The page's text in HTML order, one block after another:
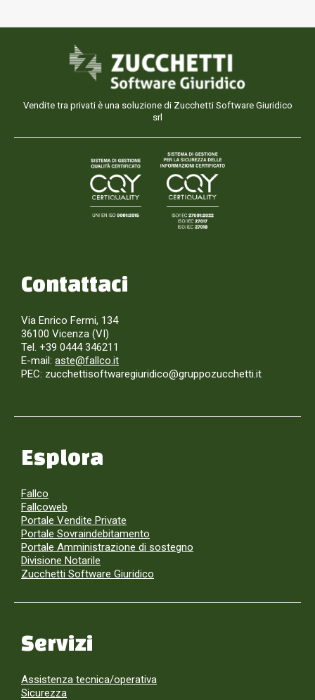
Vendite tra privati è una soluzione di Zucchetti Software Giuridico
srl
Contattaci
Via Enrico Fermi, 134
36100 Vicenza (VI)
Tel. +39 0444 346211
E-mail: aste@fallco.it
PEC: zucchettisoftwaregiuridico@gruppozucchetti.it
Esplora
Fallco
Fallcoweb
Portale Vendite Private
Portale Sovraindebitamento
Portale Amministrazione di sostegno
Divisione Notarile
Zucchetti Software Giuridico
Servizi
Assistenza tecnica/operativa
Sicurezza